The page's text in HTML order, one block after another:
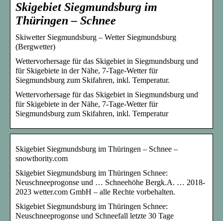
Skigebiet Siegmundsburg im
Thüringen – Schnee
Skiwetter Siegmundsburg – Wetter Siegmundsburg
(Bergwetter)
Wettervorhersage für das Skigebiet in Siegmundsburg und
für Skigebiete in der Nähe, 7-Tage-Wetter für
Siegmundsburg zum Skifahren, inkl. Temperatur.
Wettervorhersage für das Skigebiet in Siegmundsburg und
für Skigebiete in der Nähe, 7-Tage-Wetter für
Siegmundsburg zum Skifahren, inkl. Temperatur
Skigebiet Siegmundsburg im Thüringen – Schnee –
snowthority.com
Skigebiet Siegmundsburg im Thüringen Schnee:
Neuschneeprogonse und … Schneehöhe Bergk.A. … 2018-
2023 wetter.com GmbH – alle Rechte vorbehalten.
Skigebiet Siegmundsburg im Thüringen Schnee:
Neuschneeprogonse und Schneefall letzte 30 Tage